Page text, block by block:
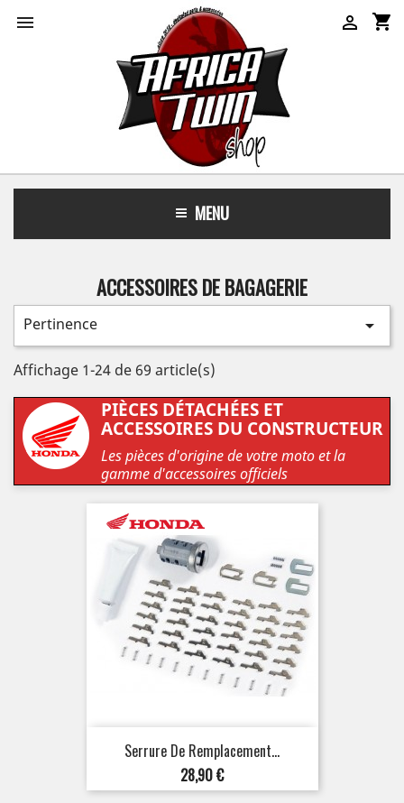
 shopping_cart

MENU
ACCESSOIRES DE BAGAGERIE
Pertinence 
Affichage 1-24 de 69 article(s)
PIÈCES DÉTACHÉES ET
ACCESSOIRES DU CONSTRUCTEUR
Les pièces d'origine de votre moto et la
gamme d'accessoires officiels
Serrure De Remplacement...
Prix
28,90 €